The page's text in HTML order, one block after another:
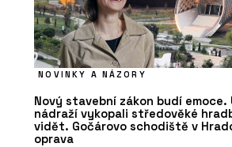
NOVINKY A NÁZORY
Nový stavební zákon budí emoce.
nádraží vykopali středověké
vidět. Gočárovo schodiště v
oprava